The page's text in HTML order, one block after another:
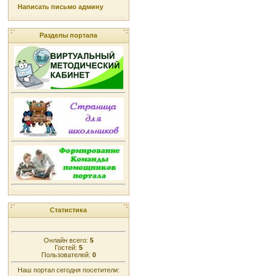
Написать письмо админу
Разделы портала
Статистика
Онлайн всего: 5
Гостей: 5
Пользователей: 0
Наш портал сегодня посетители: